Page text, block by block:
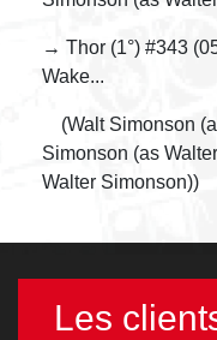
→ Thor (1°) #343
Wake...
(Walt Simonson
Simonson (as
Walter Simonson))
Les